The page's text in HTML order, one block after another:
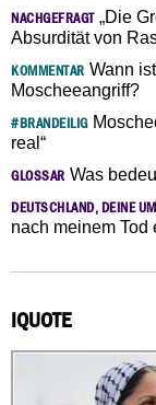
NACHGEFRAGT„Die
Absurdität von
KOMMENTAR Wann
Moscheeangriff?
#BRANDEILIG
real“
GLOSSAR Was
DEUTSCHLAND, DEINE
nach meinem Tod
IQUOTE